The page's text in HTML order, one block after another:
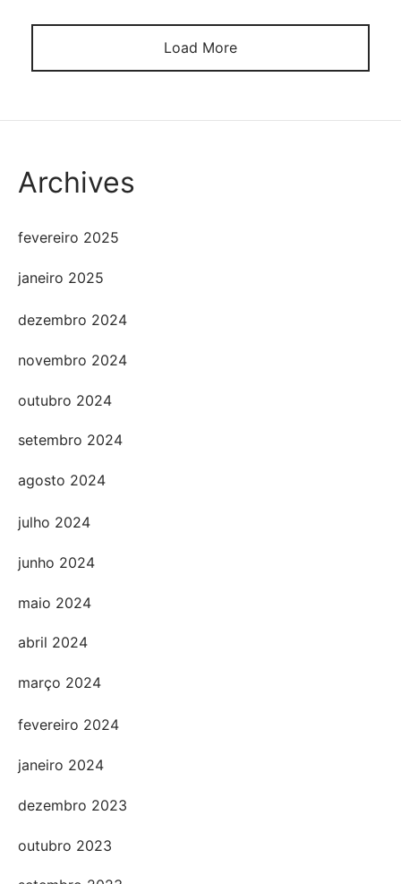
Load More
Archives
fevereiro 2025
janeiro 2025
dezembro 2024
novembro 2024
outubro 2024
setembro 2024
agosto 2024
julho 2024
junho 2024
maio 2024
abril 2024
março 2024
fevereiro 2024
janeiro 2024
dezembro 2023
outubro 2023